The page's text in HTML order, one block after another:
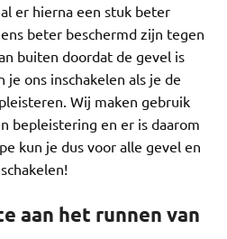
er hierna een stuk beter
beter beschermd zijn tegen
buiten doordat de gevel is
ons inschakelen als je de
Wij maken gebruik
bepleistering en er is daarom
kun je dus voor alle gevel en
aan het runnen van